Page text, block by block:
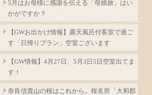
5月はお母様に感謝を伝える「母娘旅」はい
かがですか？
【GWお出かけ情報】露天風呂付客室で過ご
す「日帰りプラン」空室ございます
【GW情報】4月27日、5月3日5日空室出てま
す！
奈良信貴山の桜はこれから。桜名所「大和郡